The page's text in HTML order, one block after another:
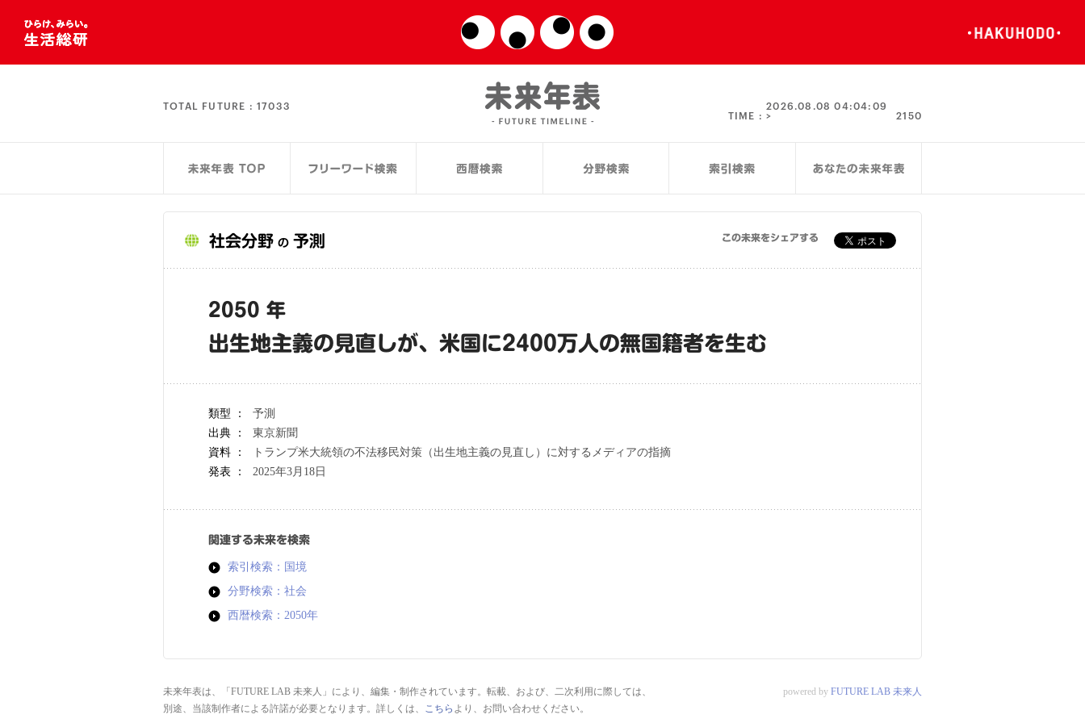
TOTAL FUTURE : 17033 TIME :2026.08.08 04:04:10 >
社会分野 の 予測 この未来をシェアする
2050 年
出生地主義の見直しが、米国に2400万人の無国籍者を生む
類型 ：
予測
出典 ：
東京新聞
資料 ：
トランプ米大統領の不法移民対策（出生地主義の見直し）に対するメディアの指摘
発表 ：
2025年3月18日
関連する未来を検索
索引検索：国境
分野検索：社会
西暦検索：2050年
未来年表は、「FUTURE LAB 未来人」により、編集・制作されています。転載、および、二次利用に際しては、
別途、当該制作者による許諾が必要となります。詳しくは、 こちら より、お問い合わせください。
powered by FUTURE LAB 未来人